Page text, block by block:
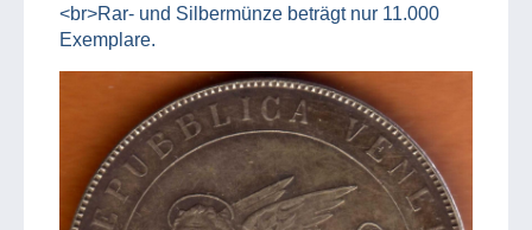
<br>Rar- und Silbermünze beträgt nur 11.000
Exemplare.